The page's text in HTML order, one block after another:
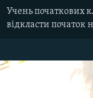
Учень початкових
відкласти початок